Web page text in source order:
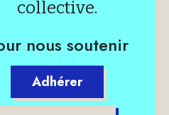
collective.
nous soutenir
Adhérer